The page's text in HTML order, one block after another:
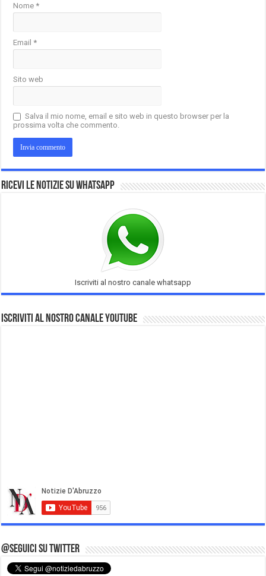
Nome*
Email*
Sito web
Salva il mio nome, email e sito web in questo browser per la
prossima volta che commento.
Ricevi le notizie su Whatsapp
Iscriviti al nostro canale whatsapp
Iscriviti al nostro Canale Youtube
@Seguici su Twitter